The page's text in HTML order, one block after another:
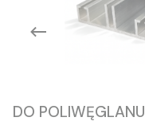
DO POLIWĘGLANU